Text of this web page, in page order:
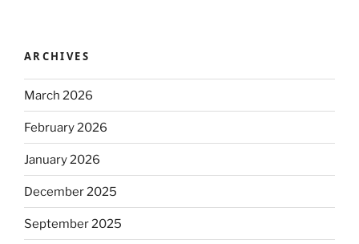
ARCHIVES
March 2026
February 2026
January 2026
December 2025
September 2025